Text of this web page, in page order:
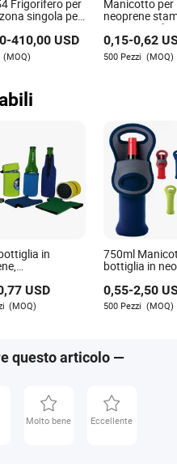
Frigorifero per
singola per
o
-410,00USD
(MOQ)
Manicotto
neoprene
manica per
manicotto per
0,15-0,62
500 Pezzi (MOQ)
in
e bevande in
USD
(MOQ)
750ml
bottiglia in
singola
bottiglia di
0,55-2,50
500 Pezzi (MOQ)
questo articolo —
Molto bene Eccellente